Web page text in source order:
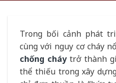
Trong bối cảnh phát
cùng với nguy cơ cháy
chống cháytrở thành
thể thiếu trong xây